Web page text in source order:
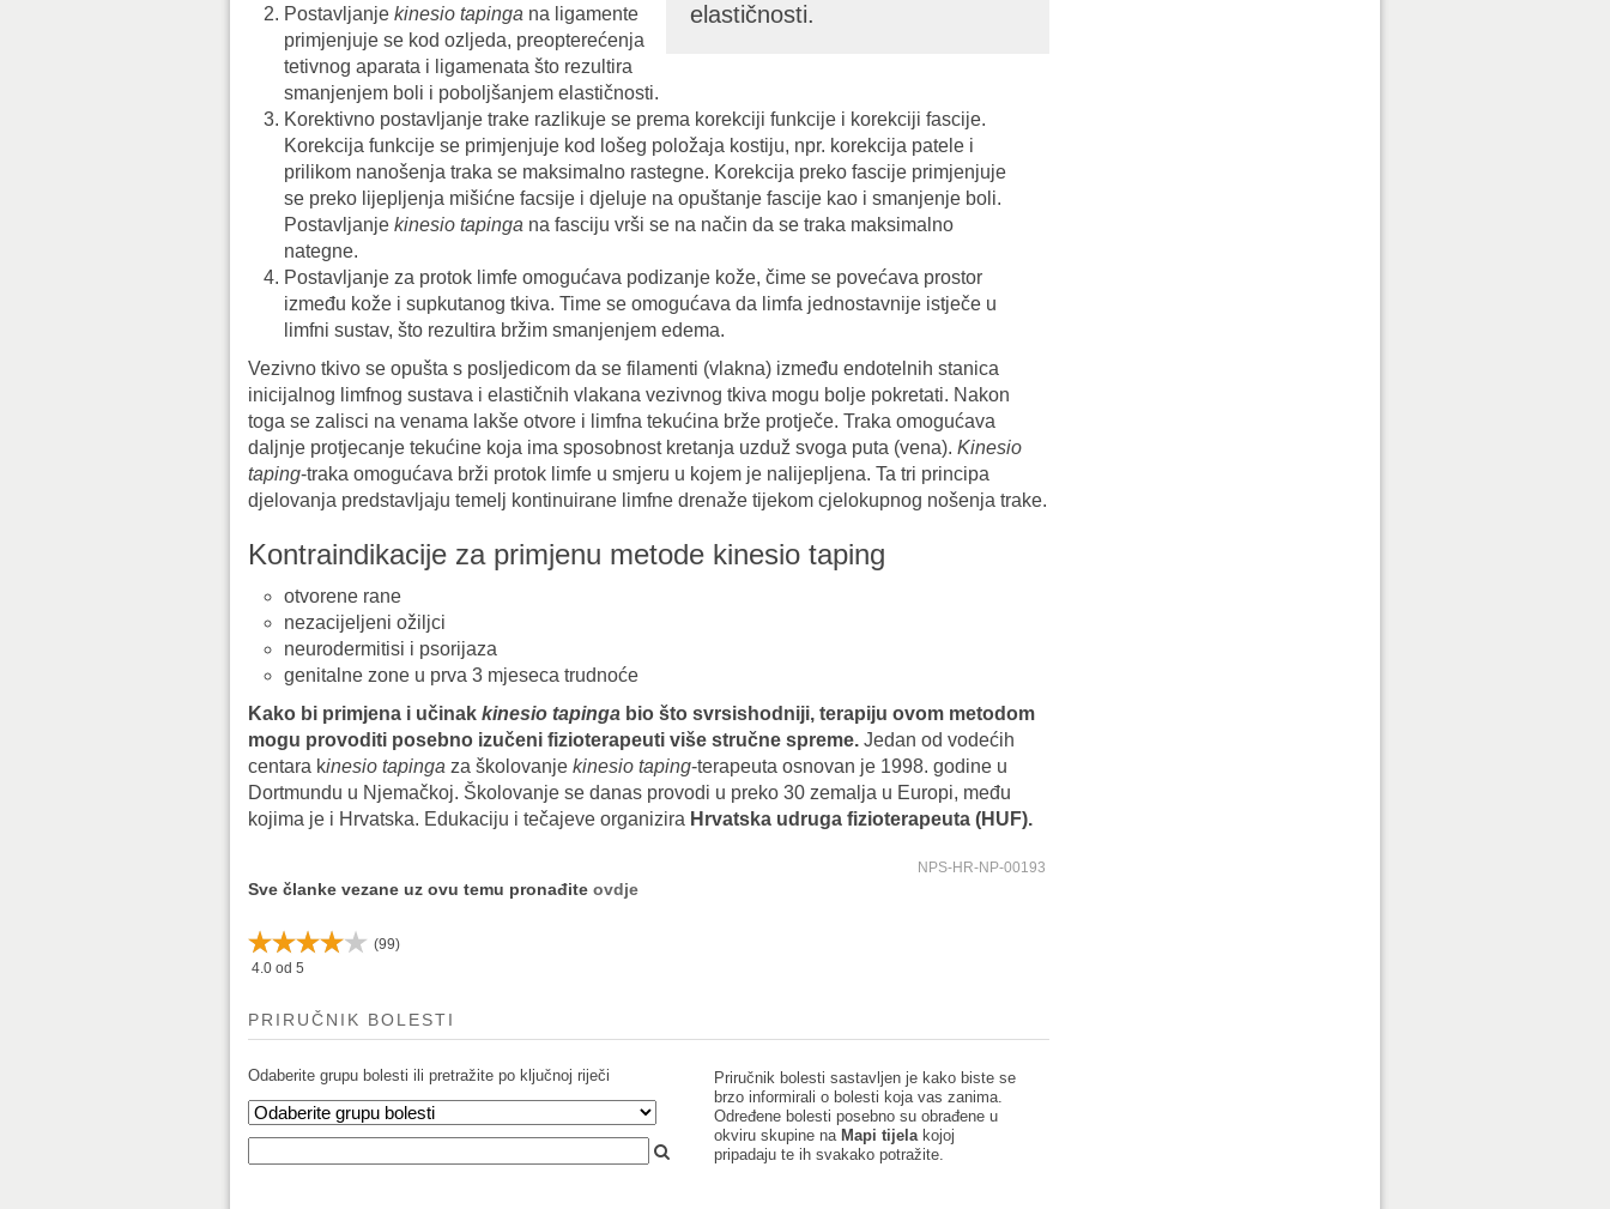
elastičnosti.
Postavljanje kinesio tapinga na ligamente
primjenjuje se kod ozljeda, preopterećenja
tetivnog aparata i ligamenata što rezultira
smanjenjem boli i poboljšanjem elastičnosti.
Korektivno postavljanje trake razlikuje se prema korekciji funkcije i korekciji fascije.
Korekcija funkcije se primjenjuje kod lošeg položaja kostiju, npr. korekcija patele i
prilikom nanošenja traka se maksimalno rastegne. Korekcija preko fascije primjenjuje
se preko lijepljenja mišićne facsije i djeluje na opuštanje fascije kao i smanjenje boli.
Postavljanje kinesio tapinga na fasciju vrši se na način da se traka maksimalno
nategne.
Postavljanje za protok limfe omogućava podizanje kože, čime se povećava prostor
između kože i supkutanog tkiva. Time se omogućava da limfa jednostavnije istječe u
limfni sustav, što rezultira bržim smanjenjem edema.
Vezivno tkivo se opušta s posljedicom da se filamenti (vlakna) između endotelnih stanica
inicijalnog limfnog sustava i elastičnih vlakana vezivnog tkiva mogu bolje pokretati. Nakon
toga se zalisci na venama lakše otvore i limfna tekućina brže protječe. Traka omogućava
daljnje protjecanje tekućine koja ima sposobnost kretanja uzduž svoga puta (vena). Kinesio
taping-traka omogućava brži protok limfe u smjeru u kojem je nalijepljena. Ta tri principa
djelovanja predstavljaju temelj kontinuirane limfne drenaže tijekom cjelokupnog nošenja trake.
Kontraindikacije za primjenu metode kinesio taping
otvorene rane
nezacijeljeni ožiljci
neurodermitisi i psorijaza
genitalne zone u prva 3 mjeseca trudnoće
Kako bi primjena i učinak kinesio tapinga bio što svrsishodniji, terapiju ovom metodom
mogu provoditi posebno izučeni fizioterapeuti više stručne spreme. Jedan od vodećih
centara kinesio tapinga za školovanje kinesio taping-terapeuta osnovan je 1998. godine u
Dortmundu u Njemačkoj. Školovanje se danas provodi u preko 30 zemalja u Europi, među
kojima je i Hrvatska. Edukaciju i tečajeve organizira Hrvatska udruga fizioterapeuta (HUF).
NPS-HR-NP-00193
Sve članke vezane uz ovu temu pronađite ovdje
(99)
4.0 od 5
PRIRUČNIK BOLESTI
Odaberite grupu bolesti ili pretražite po ključnoj riječi
Priručnik bolesti sastavljen je kako biste se
brzo informirali o bolesti koja vas zanima.
Određene bolesti posebno su obrađene u
okviru skupine na Mapi tijelakojoj
pripadaju te ih svakako potražite.